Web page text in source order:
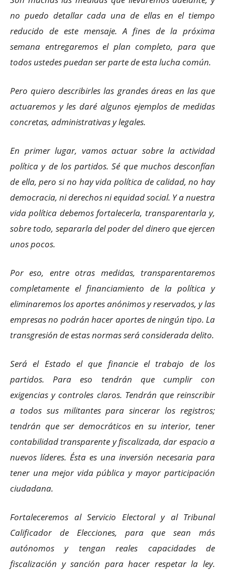
no puedo detallar cada una de ellas en el tiempo
reducido de este mensaje. A fines de la próxima
semana entregaremos el plan completo, para que
todos ustedes puedan ser parte de esta lucha común.
Pero quiero describirles las grandes áreas en las que
actuaremos y les daré algunos ejemplos de medidas
concretas, administrativas y legales.
En primer lugar, vamos actuar sobre la actividad
política y de los partidos. Sé que muchos desconfían
de ella, pero si no hay vida política de calidad, no hay
democracia, ni derechos ni equidad social. Y a nuestra
vida política debemos fortalecerla, transparentarla y,
sobre todo, separarla del poder del dinero que ejercen
unos pocos.
Por eso, entre otras medidas, transparentaremos
completamente el financiamiento de la política y
eliminaremos los aportes anónimos y reservados, y las
empresas no podrán hacer aportes de ningún tipo. La
transgresión de estas normas será considerada delito.
Será el Estado el que financie el trabajo de los
partidos. Para eso tendrán que cumplir con
exigencias y controles claros. Tendrán que reinscribir
a todos sus militantes para sincerar los registros;
tendrán que ser democráticos en su interior, tener
contabilidad transparente y fiscalizada, dar espacio a
nuevos líderes. Ésta es una inversión necesaria para
tener una mejor vida pública y mayor participación
ciudadana.
Fortaleceremos al Servicio Electoral y al Tribunal
Calificador de Elecciones, para que sean más
autónomos y tengan reales capacidades de
fiscalización y sanción para hacer respetar la ley.